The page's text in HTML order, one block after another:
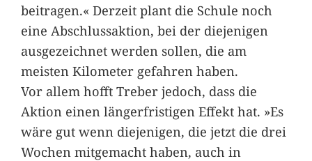
beitragen.« Derzeit plant die Schule noch
eine Abschlussaktion, bei der diejenigen
ausgezeichnet werden sollen, die am
meisten Kilometer gefahren haben.
Vor allem hofft Treber jedoch, dass die
Aktion einen längerfristigen Effekt hat. »Es
wäre gut wenn diejenigen, die jetzt die drei
Wochen mitgemacht haben, auch in